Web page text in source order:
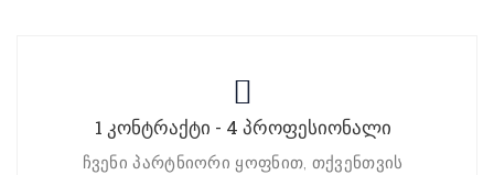
1 კონტრაქტი - 4 პროფესიონალი
ჩვენი პარტნიორი ყოფნით, თქვენთვის